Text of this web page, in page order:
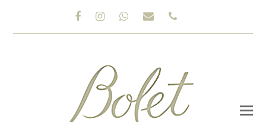
FacebookInstagramWhatsapp
EmailPhone